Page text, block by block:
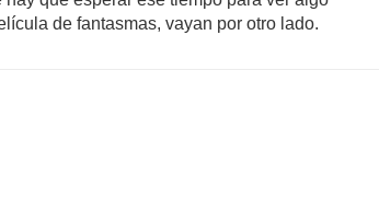
de fantasmas, vayan por otro lado.